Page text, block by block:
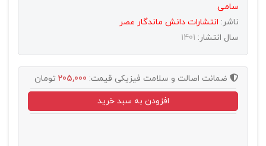
سامی
ناشر: انتشارات دانش ماندگار عصر
سال انتشار: 1401
ضمانت اصالت و سلامت فیزیکی قیمت: 205,000 تومان
افزودن به سبد خرید